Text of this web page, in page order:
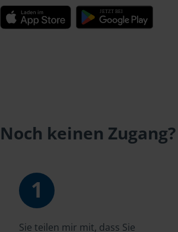
Noch keinen
1
Sie teilen mir mit, dass Sie